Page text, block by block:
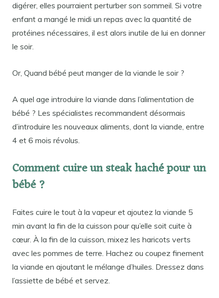
digérer, elles pourraient perturber son sommeil. Si votre
enfant a mangé le midi un repas avec la quantité de
protéines nécessaires, il est alors inutile de lui en donner
le soir.
Or, Quand bébé peut manger de la viande le soir ?
A quel age introduire la viande dans l’alimentation de
bébé ? Les spécialistes recommandent désormais
d’introduire les nouveaux aliments, dont la viande, entre
4 et 6 mois révolus.
Comment cuire un steak haché pour un
bébé ?
Faites cuire le tout à la vapeur et ajoutez la viande 5
min avant la fin de la cuisson pour qu’elle soit cuite à
cœur. À la fin de la cuisson, mixez les haricots verts
avec les pommes de terre. Hachez ou coupez finement
la viande en ajoutant le mélange d’huiles. Dressez dans
l’assiette de bébé et servez.